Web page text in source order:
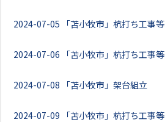
2024-07-05 「苫小牧市」杭打ち工事等
2024-07-06 「苫小牧市」杭打ち工事等
2024-07-08 「苫小牧市」架台組立
2024-07-09 「苫小牧市」杭打ち工事等